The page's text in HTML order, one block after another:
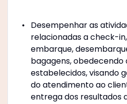
Desempenhar as
relacionadas a check-
embarque,
bagagens, obedecendo
estabelecidos, visando
do atendimento ao
entrega dos resultados